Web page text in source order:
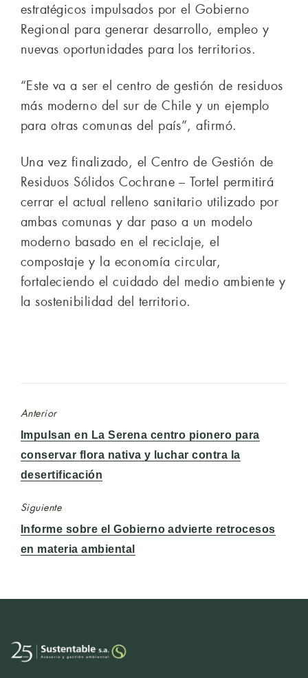
estratégicos impulsados por el Gobierno
Regional para generar desarrollo, empleo y
nuevas oportunidades para los territorios.
“Este va a ser el centro de gestión de residuos
más moderno del sur de Chile y un ejemplo
para otras comunas del país”, afirmó.
Una vez finalizado, el Centro de Gestión de
Residuos Sólidos Cochrane – Tortel permitirá
cerrar el actual relleno sanitario utilizado por
ambas comunas y dar paso a un modelo
moderno basado en el reciclaje, el
compostaje y la economía circular,
fortaleciendo el cuidado del medio ambiente y
la sostenibilidad del territorio.
Anterior
Entrada
anterior:
Impulsan en La Serena centro pionero para
conservar flora nativa y luchar contra la
desertificación
Siguiente
Entrada
siguiente:
Informe sobre el Gobierno advierte retrocesos
en materia ambiental